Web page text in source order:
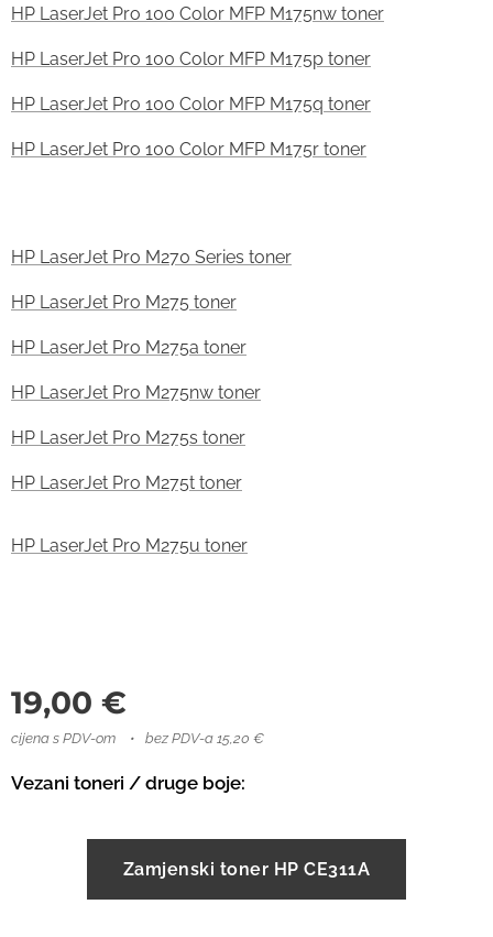
HP LaserJet Pro 100 Color MFP M175nw toner
HP LaserJet Pro 100 Color MFP M175p toner
HP LaserJet Pro 100 Color MFP M175q toner
HP LaserJet Pro 100 Color MFP M175r toner
HP LaserJet Pro M270 Series toner
HP LaserJet Pro M275 toner
HP LaserJet Pro M275a toner
HP LaserJet Pro M275nw toner
HP LaserJet Pro M275s toner
HP LaserJet Pro M275t toner
HP LaserJet Pro M275u toner
19,00 €
cijena s PDV-om bez PDV-a 15,20 €
Vezani toneri / druge boje:
Zamjenski toner HP CE311A